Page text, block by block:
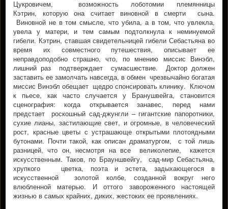
Цукровичем, возможность лоботомии племянницы
Кэтрин, которую она считает виновной в смерти сына.
Виновной не в том смысле, что убила, а в том, что увлекла,
увела у матери, и тем самым подтолкнула к неминуемой
гибели. Кэтрин, ставшая свидетельницей гибели Себастьяна во
время их совместного путешествия, описывает ее
неправдоподобно страшно, что, по мнению миссис Винэбл,
лишний раз подтверждает сумасшествие. Доктор должен
заставить ее замолчать навсегда, в обмен чрезвычайно богатая
миссис Винэбл обещает щедро спонсировать клинику. Ключом
к пьесе, как часто случается у Бранушвейга, становится
сценография: когда открывается занавес, перед нами
предстает роскошный сад-джунгли – гигантские папоротники,
сухие лианы, застилающие свет, и огромные, в человеческий
рост, красные цветы с устрашающе открытыми плотоядными
бутонами. Почти такой, как описан драматургом, с той лишь
разницей, что он, несмотря на все великолепие, кажется
искусственным. Таков, по Брауншвейгу, сад-мир Себастьяна,
хрупкого цветка, поэта и эстета, задыхающегося в
искусственной золотой колбе, созданной вокруг него
влюбленной матерью. И оттого завороженного настоящей
жизнью в самых крайних, диких, жестоких ее проявлениях.